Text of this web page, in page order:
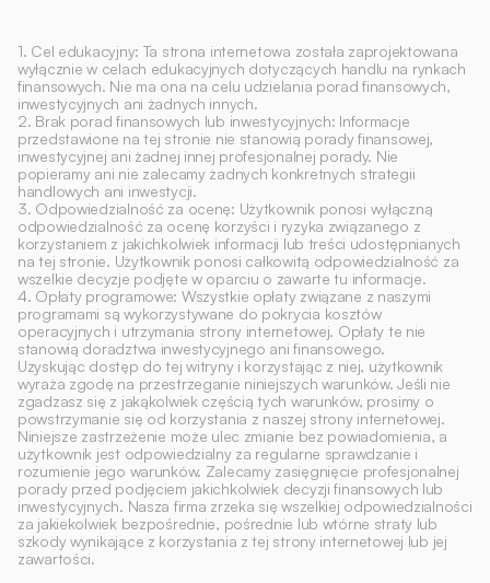
1. Cel edukacyjny: Ta strona internetowa została zaprojektowana
wyłącznie w celach edukacyjnych dotyczących handlu na rynkach
finansowych. Nie ma ona na celu udzielania porad finansowych,
inwestycyjnych ani żadnych innych.
2. Brak porad finansowych lub inwestycyjnych: Informacje
przedstawione na tej stronie nie stanowią porady finansowej,
inwestycyjnej ani żadnej innej profesjonalnej porady. Nie
popieramy ani nie zalecamy żadnych konkretnych strategii
handlowych ani inwestycji.
3. Odpowiedzialność za ocenę: Użytkownik ponosi wyłączną
odpowiedzialność za ocenę korzyści i ryzyka związanego z
korzystaniem z jakichkolwiek informacji lub treści udostępnianych
na tej stronie. Użytkownik ponosi całkowitą odpowiedzialność za
wszelkie decyzje podjęte w oparciu o zawarte tu informacje.
4. Opłaty programowe: Wszystkie opłaty związane z naszymi
programami są wykorzystywane do pokrycia kosztów
operacyjnych i utrzymania strony internetowej. Opłaty te nie
stanowią doradztwa inwestycyjnego ani finansowego.
Uzyskując dostęp do tej witryny i korzystając z niej, użytkownik
wyraża zgodę na przestrzeganie niniejszych warunków. Jeśli nie
zgadzasz się z jakąkolwiek częścią tych warunków, prosimy o
powstrzymanie się od korzystania z naszej strony internetowej.
Niniejsze zastrzeżenie może ulec zmianie bez powiadomienia, a
użytkownik jest odpowiedzialny za regularne sprawdzanie i
rozumienie jego warunków. Zalecamy zasięgnięcie profesjonalnej
porady przed podjęciem jakichkolwiek decyzji finansowych lub
inwestycyjnych. Nasza firma zrzeka się wszelkiej odpowiedzialności
za jakiekolwiek bezpośrednie, pośrednie lub wtórne straty lub
szkody wynikające z korzystania z tej strony internetowej lub jej
zawartości.